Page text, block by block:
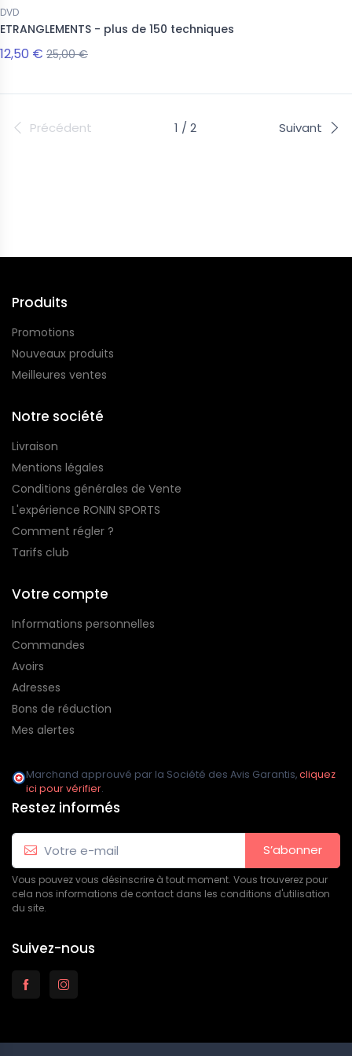
DVD
ETRANGLEMENTS - plus de 150 techniques
12,50 € 25,00 €
Précédent 1 / 2 Suivant
Produits
Promotions
Nouveaux produits
Meilleures ventes
Notre société
Livraison
Mentions légales
Conditions générales de Vente
L'expérience RONIN SPORTS
Comment régler ?
Tarifs club
Votre compte
Informations personnelles
Commandes
Avoirs
Adresses
Bons de réduction
Mes alertes
Marchand approuvé par la Société des Avis Garantis,cliquez
ici pour vérifier.
Restez informés
S’abonner
Vous pouvez vous désinscrire à tout moment. Vous trouverez pour
cela nos informations de contact dans les conditions d'utilisation
du site.
Suivez-nous